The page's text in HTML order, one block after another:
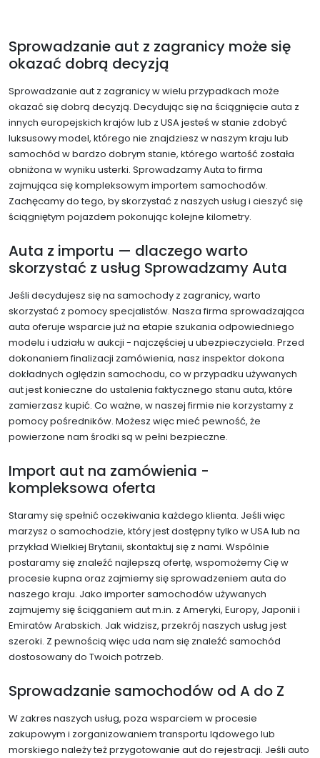
Sprowadzanie aut z zagranicy może się
okazać dobrą decyzją
Sprowadzanie aut z zagranicy w wielu przypadkach może
okazać się dobrą decyzją. Decydując się na ściągnięcie auta z
innych europejskich krajów lub z USA jesteś w stanie zdobyć
luksusowy model, którego nie znajdziesz w naszym kraju lub
samochód w bardzo dobrym stanie, którego wartość została
obniżona w wyniku usterki. Sprowadzamy Auta to firma
zajmująca się kompleksowym importem samochodów.
Zachęcamy do tego, by skorzystać z naszych usług i cieszyć się
ściągniętym pojazdem pokonując kolejne kilometry.
Auta z importu — dlaczego warto
skorzystać z usług Sprowadzamy Auta
Jeśli decydujesz się na samochody z zagranicy, warto
skorzystać z pomocy specjalistów. Nasza firma sprowadzająca
auta oferuje wsparcie już na etapie szukania odpowiedniego
modelu i udziału w aukcji - najczęściej u ubezpieczyciela. Przed
dokonaniem finalizacji zamówienia, nasz inspektor dokona
dokładnych oględzin samochodu, co w przypadku używanych
aut jest konieczne do ustalenia faktycznego stanu auta, które
zamierzasz kupić. Co ważne, w naszej firmie nie korzystamy z
pomocy pośredników. Możesz więc mieć pewność, że
powierzone nam środki są w pełni bezpieczne.
Import aut na zamówienia -
kompleksowa oferta
Staramy się spełnić oczekiwania każdego klienta. Jeśli więc
marzysz o samochodzie, który jest dostępny tylko w USA lub na
przykład Wielkiej Brytanii, skontaktuj się z nami. Wspólnie
postaramy się znaleźć najlepszą ofertę, wspomożemy Cię w
procesie kupna oraz zajmiemy się sprowadzeniem auta do
naszego kraju. Jako importer samochodów używanych
zajmujemy się ściąganiem aut m.in. z Ameryki, Europy, Japonii i
Emiratów Arabskich. Jak widzisz, przekrój naszych usług jest
szeroki. Z pewnością więc uda nam się znaleźć samochód
dostosowany do Twoich potrzeb.
Sprowadzanie samochodów od A do Z
W zakres naszych usług, poza wsparciem w procesie
zakupowym i zorganizowaniem transportu lądowego lub
morskiego należy też przygotowanie aut do rejestracji. Jeśli auto